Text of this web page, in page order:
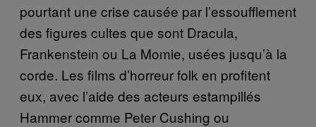
pourtant une crise causée par l’essoufflement
des figures cultes que sont Dracula,
Frankenstein ou La Momie, usées jusqu’à la
corde. Les films d’horreur folk en profitent
eux, avec l’aide des acteurs estampillés
Hammer comme Peter Cushing ou